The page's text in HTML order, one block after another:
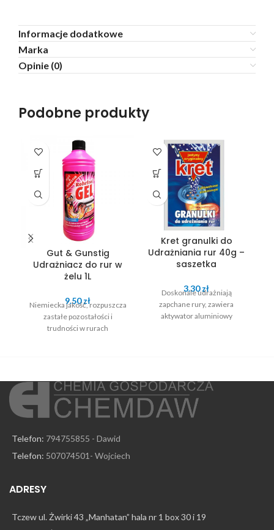
Informacje dodatkowe
Marka
Opinie (0)
Podobne produkty
Gut & Gunstig
Udrażniacz do rur w
żelu 1L
9.50zł
Niemiecka jakość, rozpuszcza
zastałe pozostałości i
trudności w rurach
Kret granulki do
Udrażniania rur 40g –
saszetka
3.30zł
Doskonale udrażniają
zapchane rury, zawiera
aktywator aluminiowy
Telefon: 794755855 - Dawid
Telefon: 507074501- Wojciech
ADRESY
Tczew ul. Żwirki 43 „Manhatan” hala nr 1 box 30 i 19